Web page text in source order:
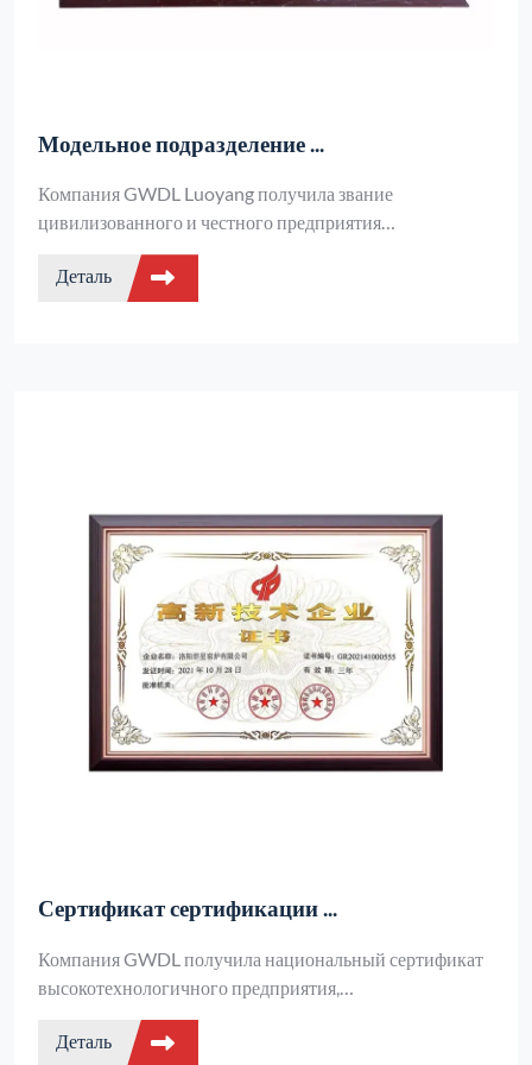
Модельное подразделение ...
Компания GWDL Luoyang получила звание
цивилизованного и честного предприятия
муниципального уровня, демонстрируя всестороннюю
силу в законопослушной работе, добросовестности
качества и социальной ответственности, а также
Деталь
Сертификат сертификации ...
Компания GWDL получила национальный сертификат
высокотехнологичного предприятия,
продемонстрировав выдающиеся способности в
области исследований и разработок основных
Деталь